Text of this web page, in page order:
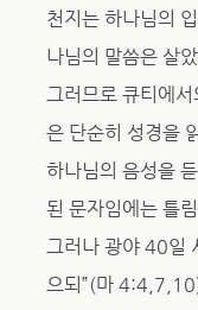
천지는 하나님의
나님의 말씀은 살
그러므로 큐티에
은 단순히 성경을
하나님의 음성을
된 문자임에는 틀
그러나 광야 40일
으되”(마